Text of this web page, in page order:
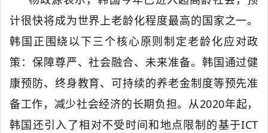
计很快将成为世界上老龄化程度最高的国家之一。
韩国正围绕以下三个核心原则制定老龄化应对政
策：保障尊严、社会融合、未来准备。韩国通过健
康预防、终身教育、可持续的养老金制度等预先准
备工作，减少社会经济的长期负担。从2020年起，
韩国还引入了相对不受时间和地点限制的基于ICT